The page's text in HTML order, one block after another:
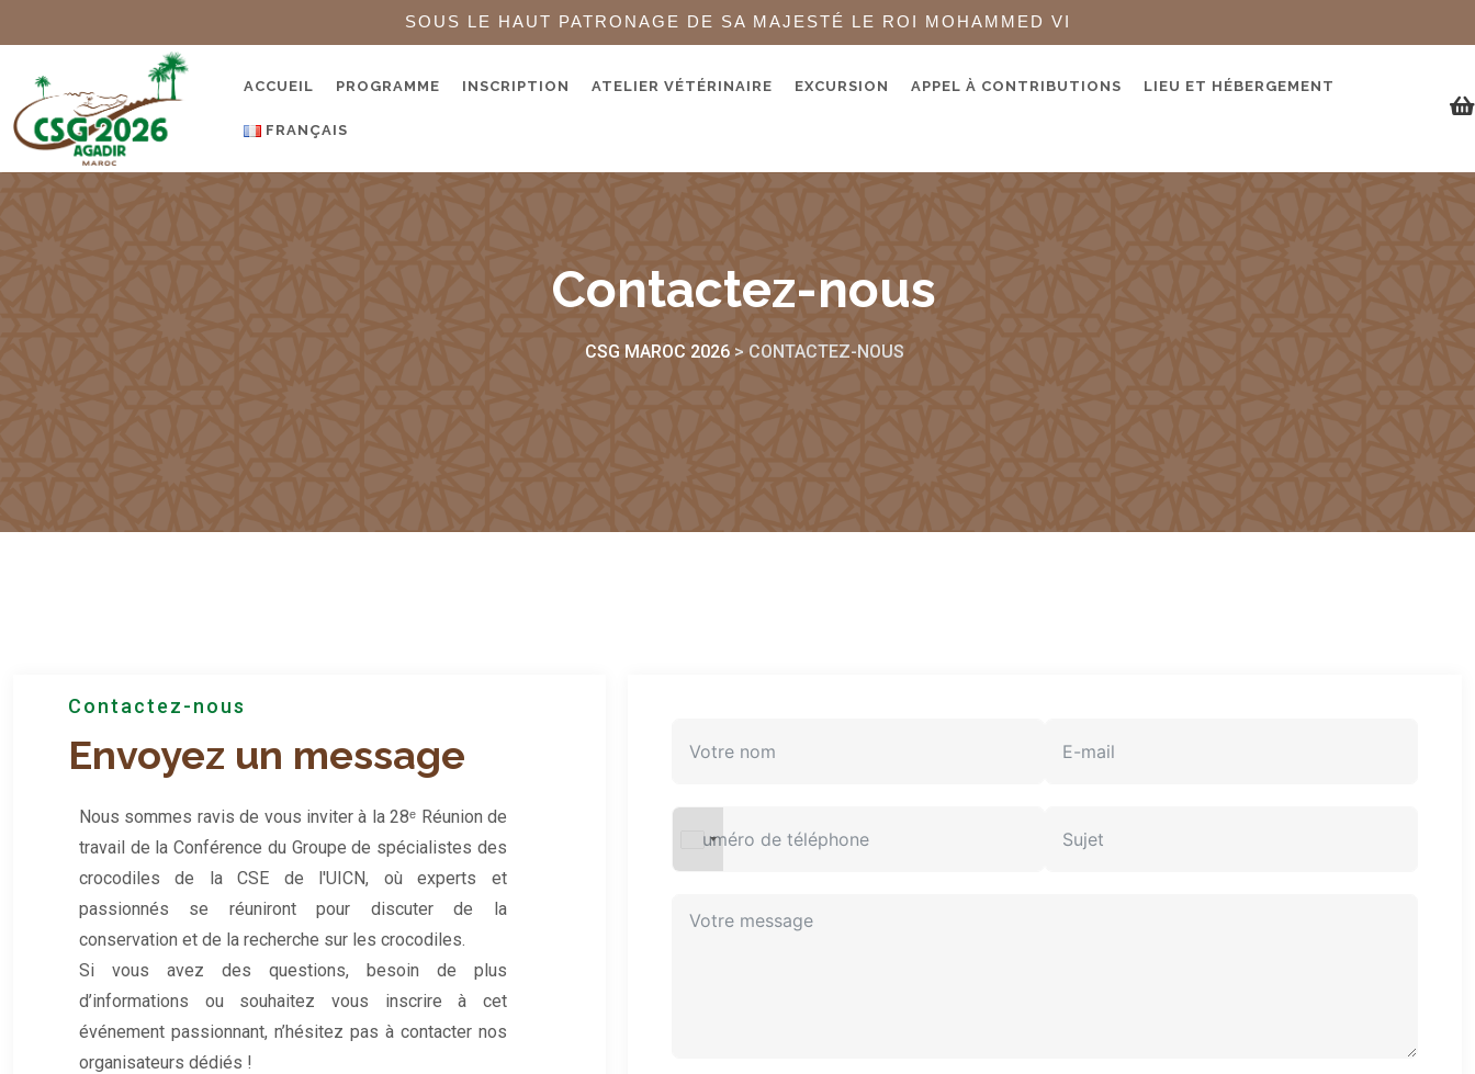
SOUS LE HAUT PATRONAGE DE SA MAJESTÉ LE ROI MOHAMMED VI
ACCUEIL PROGRAMME INSCRIPTION ATELIER VÉTÉRINAIRE EXCURSION APPEL À CONTRIBUTIONS LIEU ET HÉBERGEMENT
FRANÇAIS
Contactez-nous
CSG MAROC 2026> CONTACTEZ-NOUS
Contactez-nous
Envoyez un message
Nous sommes ravis de vous inviter à la 28ᵉ Réunion de
travail de la Conférence du Groupe de spécialistes des
crocodiles de la CSE de l'UICN, où experts et
passionnés se réuniront pour discuter de la
conservation et de la recherche sur les crocodiles.
Si vous avez des questions, besoin de plus
d’informations ou souhaitez vous inscrire à cet
événement passionnant, n’hésitez pas à contacter nos
organisateurs dédiés !